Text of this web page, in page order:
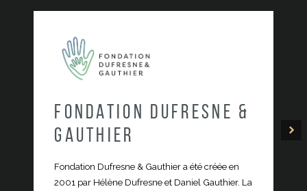
Fondation Dufresne &
Gauthier
Fondation Dufresne & Gauthier a été créée en
2001 par Hélène Dufresne et Daniel Gauthier. La